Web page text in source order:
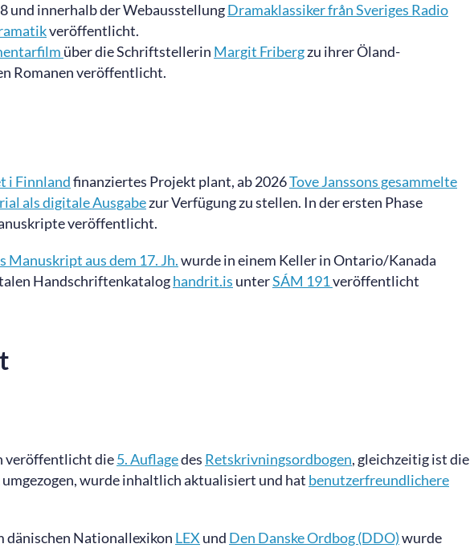
und innerhalb der WebausstellungDramaklassiker från Sveriges Radio
veröffentlicht.
über die Schriftstellerin Margit Fribergzu ihrer Öland-
Romanen veröffentlicht.
i Finnlandfinanziertes Projekt plant, ab 2026Tove Janssons gesammelte
als digitale Ausgabezur Verfügung zu stellen. In der ersten Phase
veröffentlicht.
Manuskript aus dem 17. Jh.wurde in einem Keller in Ontario/Kanada
Handschriftenkataloghandrit.is unterSÁM 191veröffentlicht
veröffentlicht die5. Auflagedes Retskrivningsordbogen, gleichzeitig ist die
umgezogen, wurde inhaltlich aktualisiert und hat benutzerfreundlichere
dänischen Nationallexikon LEX und Den Danske Ordbog (DDO)wurde